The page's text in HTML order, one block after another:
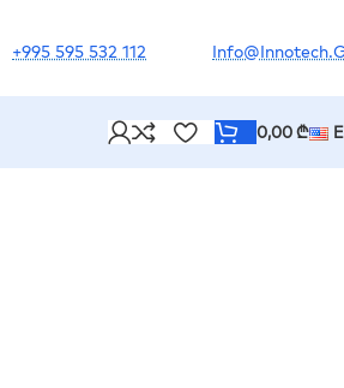
+995 595 532 112
0,00₾